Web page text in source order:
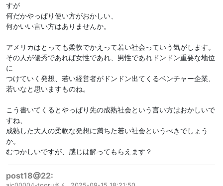
すが
何だかやっぱり使い方がおかしい、
何かいい言い方はありませんか。
アメリカはとっても柔軟でかえって若い社会っていう気がします。
その人が優秀であれば女性であれ、男性であれドンドン重要な地位
に
つけていく発想、若い経営者がドンドン出てくるベンチャー企業、
若いなと思いますものね。
こう書いてくるとやっぱり先の成熟社会という言い方はおかしいで
すね、
成熟した大人の柔軟な発想に満ちた若い社会というべきでしょう
か。
むつかしいですが、感じは解ってもらえます？
post18@22: